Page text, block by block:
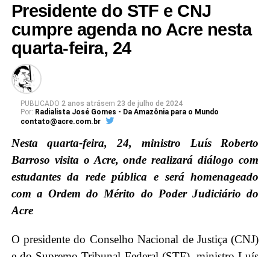
Presidente do STF e CNJ
cumpre agenda no Acre nesta
quarta-feira, 24
PUBLICADO 2 anos atrásem 23 de julho de 2024
Por: Radialista José Gomes - Da Amazônia para o Mundo
contato@acre.com.br
Nesta quarta-feira, 24, ministro Luís Roberto
Barroso visita o Acre, onde realizará diálogo com
estudantes da rede pública e será homenageado
com a Ordem do Mérito do Poder Judiciário do
Acre
O presidente do Conselho Nacional de Justiça (CNJ)